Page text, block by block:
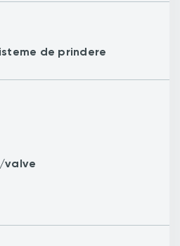
de prindere
valve